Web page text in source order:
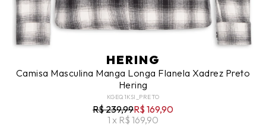
HERING
Camisa Masculina Manga Longa Flanela Xadrez Preto
Hering
KGEQ1KSI_PRETO
R$ 239,99R$ 169,90
1 x R$ 169,90